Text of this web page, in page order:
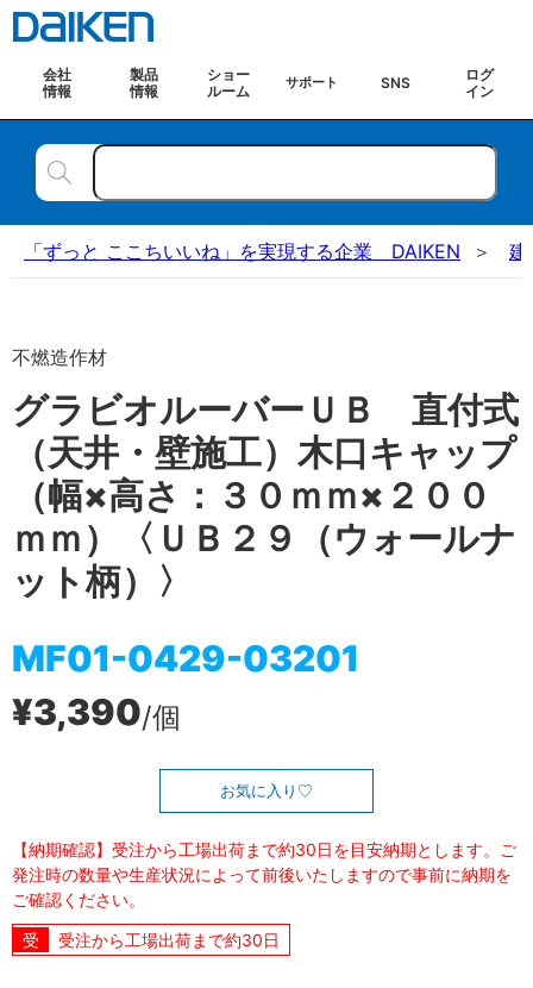
会社
情報
製品
情報
ショー
ルーム
サポート SNS
ログ
イン
「ずっと ここちいいね」を実現する企業 DAIKEN 建
不燃造作材
グラビオルーバーＵＢ 直付式
（天井・壁施工）木口キャップ
（幅×高さ：３０ｍｍ×２００
ｍｍ）〈ＵＢ２９（ウォールナ
ット柄）〉
MF01-0429-03201
¥3,390/個
お気に入り
【納期確認】受注から工場出荷まで約30日を目安納期とします。ご
発注時の数量や生産状況によって前後いたしますので事前に納期を
ご確認ください。
受注から工場出荷まで約30日